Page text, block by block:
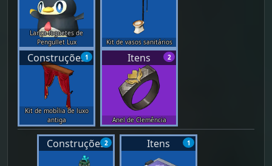
Lança-foguetes de
Pengullet Lux
Kit de vasos sanitários
1
Construções
Kit de mobília de luxo
antiga
2
Itens
Anel de Clemência
2
Construções 1
Itens